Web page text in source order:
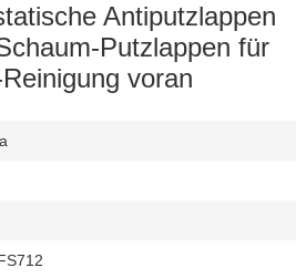
Antiputzlappen
Putzlappen für
voran